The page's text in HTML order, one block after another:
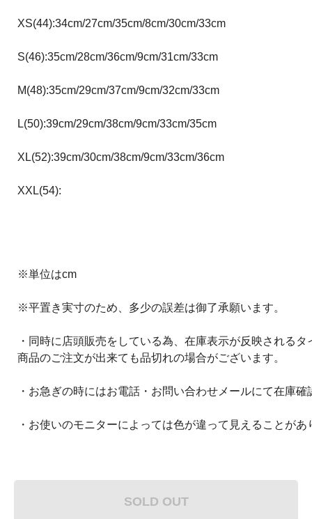
XS(44):34cm/27cm/35cm/8cm/30cm/33cm
S(46):35cm/28cm/36cm/9cm/31cm/33cm
M(48):35cm/29cm/37cm/9cm/32cm/33cm
L(50):39cm/29cm/38cm/9cm/33cm/35cm
XL(52):39cm/30cm/38cm/9cm/33cm/36cm
XXL(54):
※単位はcm
※平置き実寸のため、多少の誤差は御了承願います。
・同時に店頭販売をしている為、在庫表示が反映される
商品のご注文が出来ても品切れの場合がございます。
・お急ぎの時にはお電話・お問い合わせメールにて在庫
・お使いのモニターによっては色が違って見えることがあ
SOLD OUT